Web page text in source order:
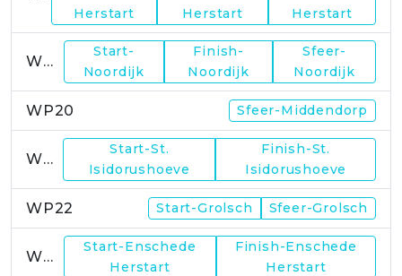
Herstart
Herstart
Herstart
WP19
Start-
Noordijk
Finish-
Noordijk
Sfeer-
Noordijk
WP20 Sfeer-Middendorp
WP21
Start-St.
Isidorushoeve
Finish-St.
Isidorushoeve
WP22 Start-Grolsch Sfeer-Grolsch
WP23
Start-Enschede
Herstart
Finish-Enschede
Herstart